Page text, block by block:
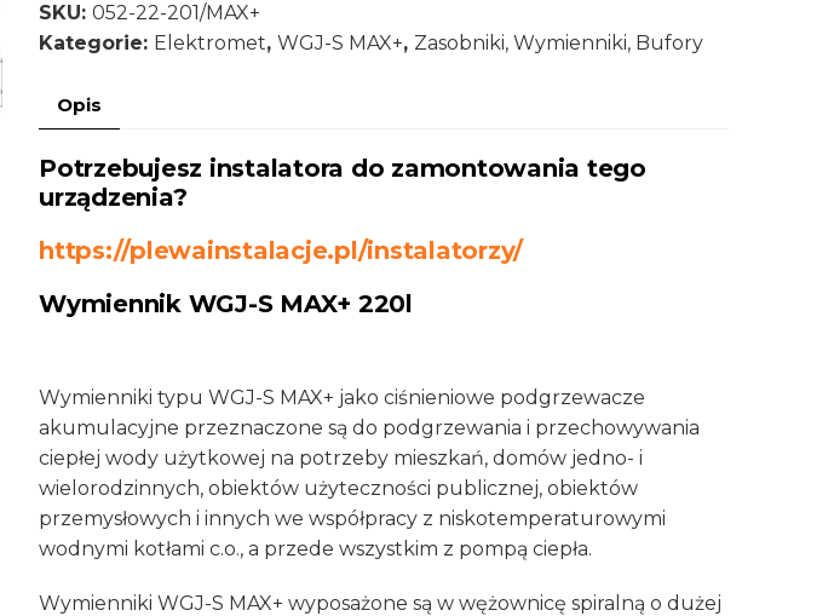
S
MAX+
Elektromet
SKU: 052-22-201/MAX+
Kategorie: Elektromet, WGJ-S MAX+, Zasobniki, Wymienniki, Bufory
Opis
Potrzebujesz instalatora do zamontowania tego
urządzenia?
https://plewainstalacje.pl/instalatorzy/
Wymiennik WGJ-S MAX+ 220l
Wymienniki typu WGJ-S MAX+ jako ciśnieniowe podgrzewacze
akumulacyjne przeznaczone są do podgrzewania i przechowywania
ciepłej wody użytkowej na potrzeby mieszkań, domów jedno- i
wielorodzinnych, obiektów użyteczności publicznej, obiektów
przemysłowych i innych we współpracy z niskotemperaturowymi
wodnymi kotłami c.o., a przede wszystkim z pompą ciepła.
Wymienniki WGJ-S MAX+ wyposażone są w wężownicę spiralną o dużej